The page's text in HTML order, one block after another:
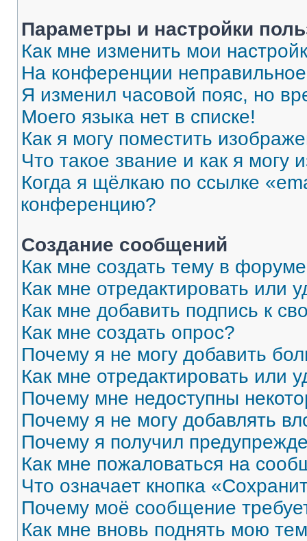
Параметры и настройки
Как мне изменить мои
На конференции
Я изменил часовой пояс, но
Моего языка нет в списке!
Как я могу поместить
Что такое звание и как я могу
Когда я щёлкаю по ссылке
конференцию?
Создание сообщений
Как мне создать тему в
Как мне отредактировать или
Как мне добавить подпись к
Как мне создать опрос?
Почему я не могу добавить
Как мне отредактировать или
Почему мне недоступны
Почему я не могу добавлять
Почему я получил
Как мне пожаловаться на
Что означает кнопка
Почему моё сообщение
Как мне вновь поднять мою